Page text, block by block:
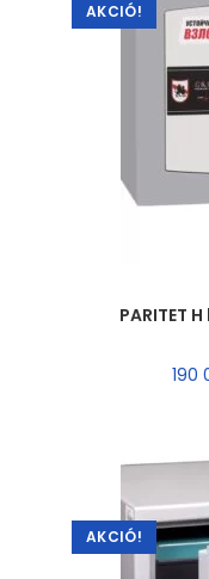
AKCIÓ!
PARITET
190
AKCIÓ!